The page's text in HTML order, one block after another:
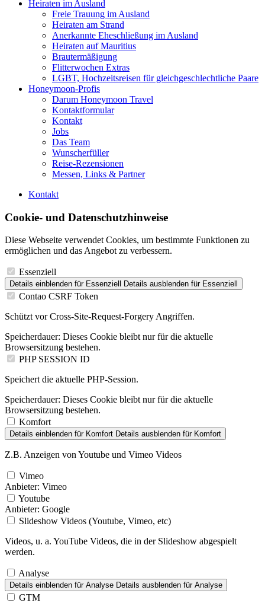
Heiraten im Ausland
Freie Trauung im Ausland
Heiraten am Strand
Anerkannte Eheschließung im Ausland
Heiraten auf Mauritius
Brautermäßigung
Flitterwochen Extras
LGBT, Hochzeitsreisen für gleichgeschlechtliche Paare
Honeymoon-Profis
Darum Honeymoon Travel
Kontaktformular
Kontakt
Jobs
Das Team
Wunscherfüller
Reise-Rezensionen
Messen, Links & Partner
Kontakt
Cookie- und Datenschutzhinweise
Diese Webseite verwendet Cookies, um bestimmte Funktionen zu
ermöglichen und das Angebot zu verbessern.
Essenziell
Details einblenden für Essenziell Details ausblenden für Essenziell
Contao CSRF Token
Schützt vor Cross-Site-Request-Forgery Angriffen.
Speicherdauer: Dieses Cookie bleibt nur für die aktuelle
Browsersitzung bestehen.
PHP SESSION ID
Speichert die aktuelle PHP-Session.
Speicherdauer: Dieses Cookie bleibt nur für die aktuelle
Browsersitzung bestehen.
Komfort
Details einblenden für Komfort Details ausblenden für Komfort
Z.B. Anzeigen von Youtube und Vimeo Videos
Vimeo
Anbieter: Vimeo
Youtube
Anbieter: Google
Slideshow Videos (Youtube, Vimeo, etc)
Videos, u. a. YouTube Videos, die in der Slideshow abgespielt
werden.
Analyse
Details einblenden für Analyse Details ausblenden für Analyse
GTM